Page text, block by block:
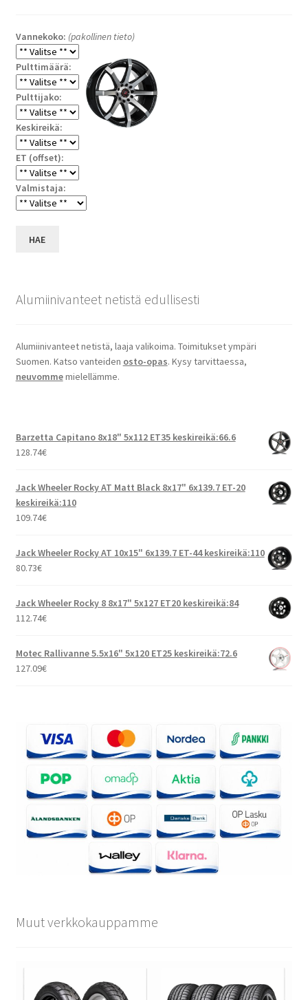
Vannekoko: (pakollinen tieto)
Pulttimäärä:
Pulttijako:
Keskireikä:
ET (offset):
Valmistaja:
HAE
Alumiinivanteet netistä edullisesti
Alumiinivanteet netistä, laaja valikoima. Toimitukset ympäri
Suomen. Katso vanteiden osto-opas. Kysy tarvittaessa,
neuvommemielellämme.
Barzetta Capitano 8x18" 5x112 ET35 keskireikä:66.6
128.74€
Jack Wheeler Rocky AT Matt Black 8x17" 6x139.7 ET-20
keskireikä:110
109.74€
Jack Wheeler Rocky AT 10x15" 6x139.7 ET-44 keskireikä:110
80.73€
Jack Wheeler Rocky 8 8x17" 5x127 ET20 keskireikä:84
112.74€
Motec Rallivanne 5.5x16" 5x120 ET25 keskireikä:72.6
127.09€
Muut verkkokauppamme